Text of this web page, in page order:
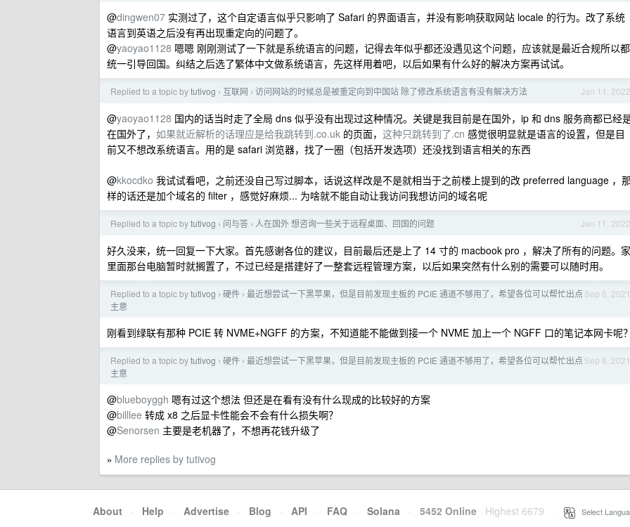
@dingwen07 实测过了，这个自定语言似乎只影响了 Safari 的界面语言，并没有影响获取网站 locale 的行为。改了系统
语言到英语之后没有再出现重定向的问题了。
@yaoyao1128 嗯嗯 刚刚测试了一下就是系统语言的问题，记得去年似乎都还没遇见这个问题，应该就是最近合规所以都
统一引导回国。纠结之后选了繁体中文做系统语言，先这样用着吧，以后如果有什么好的解决方案再试试。
Jan 11, 2022
Replied to a topic bytutivog › 互联网 › 访问网站的时候总是被重定向到中国站 除了修改系统语言有没有解决方法
@yaoyao1128 国内的话当时走了全局 dns 似乎没有出现过这种情况。关键是我目前是在国外，ip 和 dns 服务商都已经
在国外了， 如果就近解析的话理应是给我跳转到.co.uk 的页面， 这种只跳转到了.cn 感觉很明显就是语言的设置，但是目
前又不想改系统语言。用的是 safari 浏览器，找了一圈（包括开发选项）还没找到语言相关的东西
@kkocdko 我试试看吧，之前还没自己写过脚本，话说这样改是不是就相当于之前楼上提到的改 preferred language ，
样的话还是加个域名的 filter ，感觉好麻烦... 为啥就不能自动让我访问我想访问的域名呢
Jan 11, 2022
Replied to a topic bytutivog › 问与答 › 人在国外 想咨询一些关于远程桌面、回国的问题
好久没来，统一回复一下大家。首先感谢各位的建议，目前最后还是上了 14 寸的 macbook pro ，解决了所有的问题。家
里面那台电脑暂时就搁置了，不过已经是搭建好了一整套远程管理方案，以后如果突然有什么别的需要可以随时用。
Sep 6, 2021
Replied to a topic bytutivog › 硬件 › 最近想尝试一下黑苹果，但是目前发现主板的 PCIE 通道不够用了，希望各位可以帮忙出点
主意
刚看到绿联有那种 PCIE 转 NVME+NGFF 的方案，不知道能不能做到接一个 NVME 加上一个 NGFF 口的笔记本网卡呢？
Sep 6, 2021
Replied to a topic bytutivog › 硬件 › 最近想尝试一下黑苹果，但是目前发现主板的 PCIE 通道不够用了，希望各位可以帮忙出点
主意
@blueboyggh 嗯有过这个想法 但还是在看有没有什么现成的比较好的方案
@billlee 转成 x8 之后显卡性能会不会有什么损失啊？
@Senorsen 主要是老机器了，不想再花钱升级了
» More replies by tutivog
About · Help · Advertise · Blog · API · FAQ · Solana · 5452 Online Highest 6679 Select